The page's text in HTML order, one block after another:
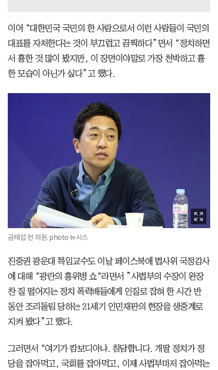
이어 “대한민국 국민의 한 사람으로서 이런 사람들이 국민의
대표를 자처한다는 것이 부끄럽고 끔찍하다”면서 “정치하면
서 흉한 것 많이 봤지만, 이 장면이야말로 가장 천박하고 흉
한 모습이 아닌가 싶다”고 했다.
금태섭 전 의원. photo 뉴시스
진중권 광운대 특임교수도 이날 페이스북에 법사위 국정감사
에 대해 “광란의 홍위병 쇼“라면서 ”사법부의 수장이 완장
찬 질 떨어지는 정치 폭력배들에게 인질로 잡혀 한 시간 반
동안 조리돌림 당하는 21세기 인민재판의 현장을 생중계로
지켜 봤다”고 했다.
그러면서 “여기가 캄보디아냐. 참담합니다. 개딸 정치가 정
당을 잡아먹고, 국회를 잡아먹고, 이제 사법부마저 잡아먹는